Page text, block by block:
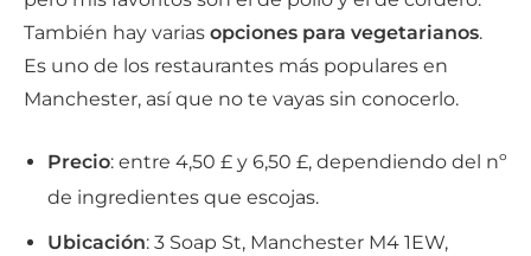
También hay varias opciones para vegetarianos.
Es uno de los restaurantes más populares en
Manchester, así que no te vayas sin conocerlo.
Precio: entre 4,50 £ y 6,50 £, dependiendo del nº
de ingredientes que escojas.
Ubicación: 3 Soap St, Manchester M4 1EW,